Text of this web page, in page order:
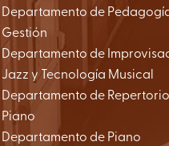
Departamento de
Gestión
Departamento de
Jazz y Tecnología Musical
Departamento de
Piano
Departamento de Piano